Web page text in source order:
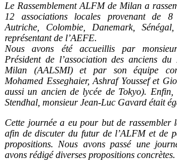
Le Rassemblement ALFM de Milan a
12 associations locales provenant de
Autriche, Colombie, Danemark,
représentant de l’AEFE.
Nous avons été accueillis par
Président de l’association des anciens
Milan (AALSMI) et par son équipe
Mohamed Esseghaier, Ashraf Youssef et
aussi un ancien de lycée de Tokyo).
Stendhal, monsieur Jean-Luc Gavard était
Cette journée a eu pour but de rassembler
afin de discuter du futur de l’ALFM et de
propositions. Nous avons passé une
avons rédigé diverses propositions concrètes.